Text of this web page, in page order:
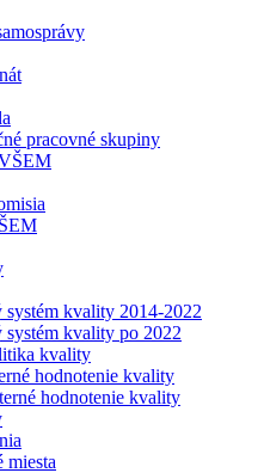
pracovné skupiny
kvality 2014-2022
kvality po 2022
kvality
hodnotenie kvality
hodnotenie kvality
miesta